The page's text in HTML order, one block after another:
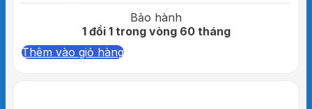
Bảo hành
1 đổi 1 trong vòng 60 tháng
Thêm vào giỏ hàng